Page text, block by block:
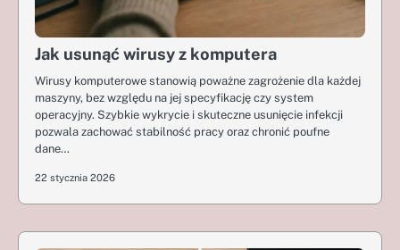
Jak usunąć wirusy z komputera
Wirusy komputerowe stanowią poważne zagrożenie dla każdej
maszyny, bez względu na jej specyfikację czy system
operacyjny. Szybkie wykrycie i skuteczne usunięcie infekcji
pozwala zachować stabilność pracy oraz chronić poufne
dane…
22 stycznia 2026